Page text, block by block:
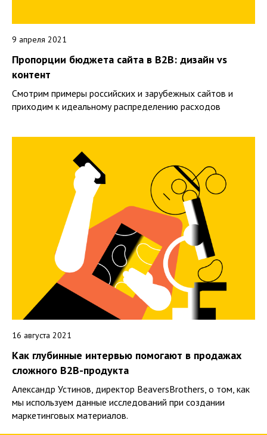
9 апреля 2021
Пропорции бюджета сайта в B2B: дизайн vs
контент
Смотрим примеры российских и зарубежных сайтов и
приходим к идеальному распределению расходов
16 августа 2021
Как глубинные интервью помогают в продажах
сложного B2B-продукта
Александр Устинов, директор BeaversBrothers, о том, как
мы используем данные исследований при создании
маркетинговых материалов.